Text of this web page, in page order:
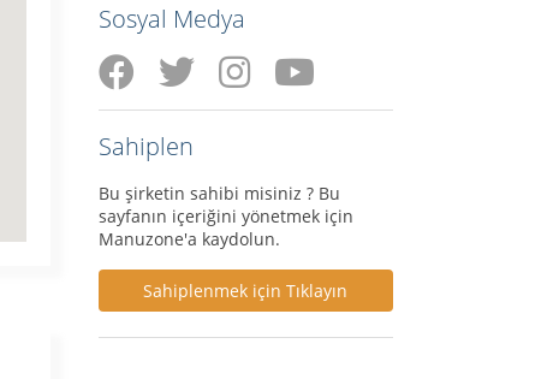
Sosyal Medya
Sahiplen
Bu şirketin sahibi misiniz ? Bu
sayfanın içeriğini yönetmek için
Manuzone'a kaydolun.
Sahiplenmek için Tıklayın